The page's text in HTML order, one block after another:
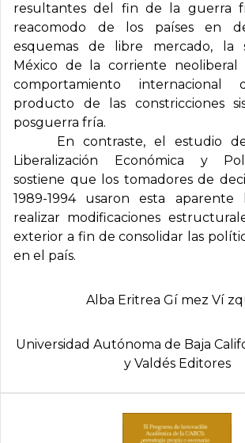
resultantes del fin de la guerra
reacomodo de los países en
esquemas de libre mercado, la
México de la corriente neoliberal
comportamiento
producto de las constricciones
posguerra fría.
En contraste, el estudio de
Liberalización Económica y
sostiene que los tomadores de
1989-1994 usaron esta aparente
realizar modificaciones
exterior a fin de consolidar las
en el país.
Alba Eritrea Gí mez Ví
Universidad Autónoma de Baja
y Valdés Editores